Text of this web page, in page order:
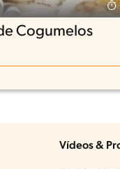
Cogumelos
Vídeos &